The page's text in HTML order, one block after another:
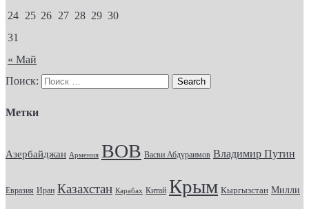
« Май
24 25 26 27 28 29 30
31
Поиск:
Метки
Азербайджан Армения ВОВ Васви Абдураимов Владимир Путин
Евразия Иран Казахстан Карабах Китай Крым Кыргызстан Милли